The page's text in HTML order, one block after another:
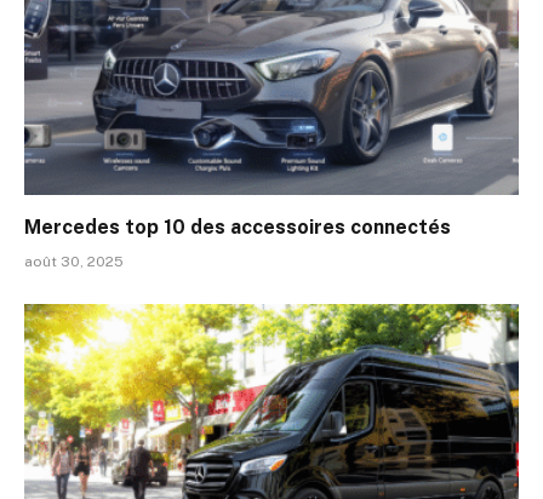
Mercedes top 10 des accessoires connectés
août 30, 2025